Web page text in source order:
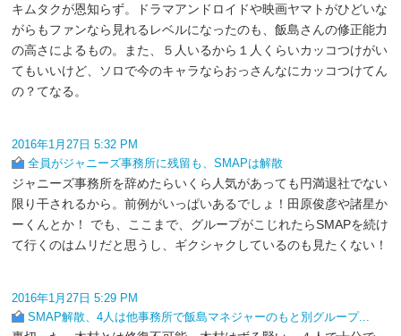
キムタクが恩知らず。ドラマアンドロイドや映画ヤマトがひどいな
がらもファンなら見れるレベルになったのも、飯島さんの修正能力
の高さによるもの。また、５人いるから１人くらいカッコつけがい
てもいいけど、ソロで今のキャラならおっさんなにカッコつけてん
の？てなる。
2016年1月27日 5:32 PM
全員がジャニーズ事務所に残留も、SMAPは解散
ジャニーズ事務所を辞めたらいくら人気があっても円満退社でない
限り干されるから。前例がいっぱいあるでしょ！田原俊彦や諸星か
ーくんとか！ でも、ここまで、グループがこじれたらSMAPを続け
て行くのはムリだと思うし、ギクシャクしているのも見たくない！
2016年1月27日 5:29 PM
SMAP解散、4人は他事務所で飯島マネジャーのもと別グループ...